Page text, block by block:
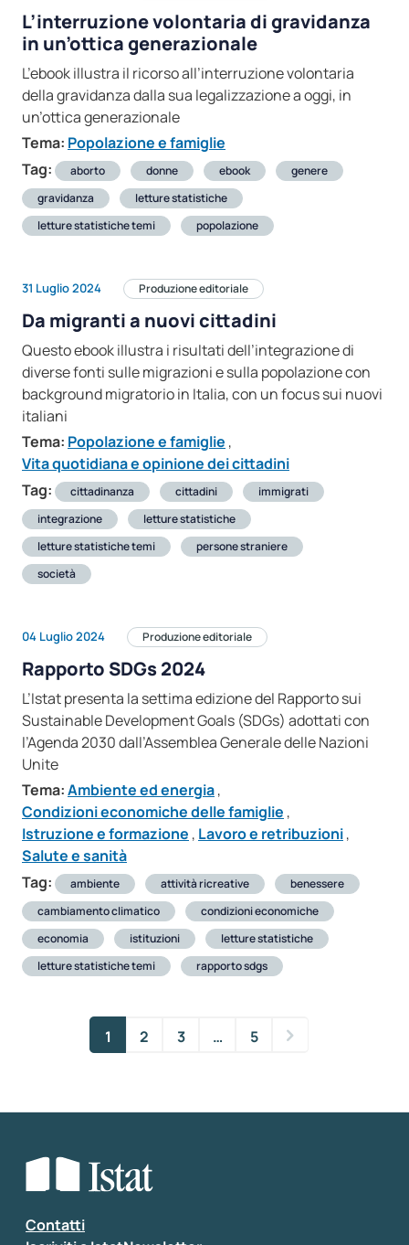
L’interruzione volontaria di gravidanza
in un’ottica generazionale
L’ebook illustra il ricorso all’interruzione volontaria
della gravidanza dalla sua legalizzazione a oggi, in
un’ottica generazionale
Tema: Popolazione e famiglie
Tag:
aborto donne ebook
genere
gravidanza
letture statistiche
letture statistiche temi
popolazione
31 Luglio 2024 Produzione editoriale
Da migranti a nuovi cittadini
Questo ebook illustra i risultati dell’integrazione di
diverse fonti sulle migrazioni e sulla popolazione con
background migratorio in Italia, con un focus sui nuovi
italiani
Tema: Popolazione e famiglie ,
Vita quotidiana e opinione dei cittadini
Tag:
cittadinanza cittadini
immigrati
integrazione
letture statistiche
letture statistiche temi
persone straniere
società
04 Luglio 2024 Produzione editoriale
Rapporto SDGs 2024
L’Istat presenta la settima edizione del Rapporto sui
Sustainable Development Goals (SDGs) adottati con
l’Agenda 2030 dall’Assemblea Generale delle Nazioni
Unite
Tema:Ambiente ed energia,
Condizioni economiche delle famiglie ,
Istruzione e formazione , Lavoro e retribuzioni,
Salute e sanità
Tag:
ambiente attività ricreative
benessere
cambiamento climatico
condizioni economiche
economia
istituzioni
letture statistiche
letture statistiche temi
rapporto sdgs
1 2 3 … 5
Contatti